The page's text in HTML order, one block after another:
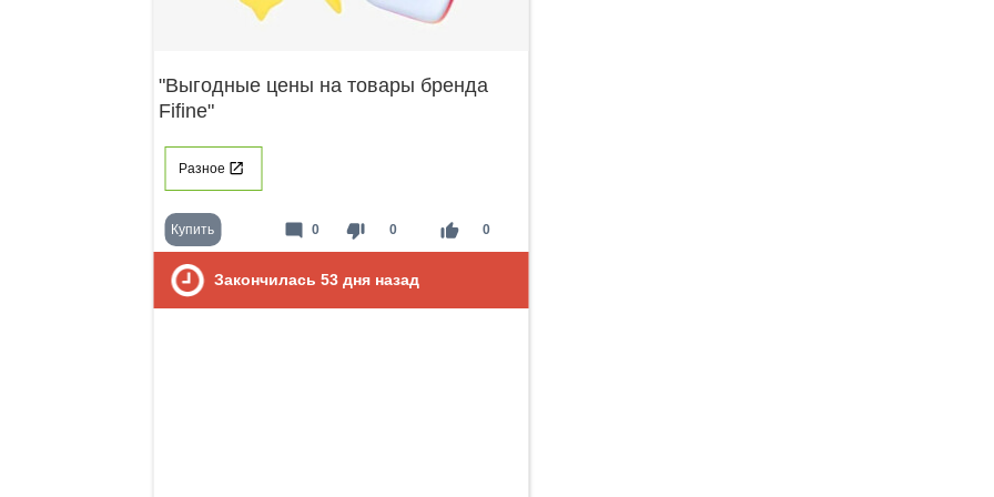
"Выгодные цены на товары бренда
Fifine"
Разное
Купить thumb_down 0 thumb_up 0
mode_comment 0
Закончилась 53 дня назад